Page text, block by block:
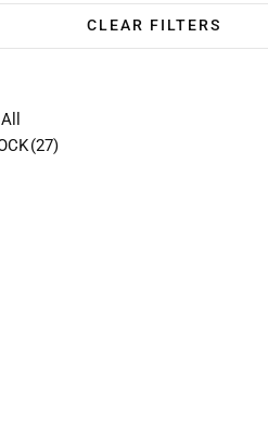
CLEAR FILTERS
(27)